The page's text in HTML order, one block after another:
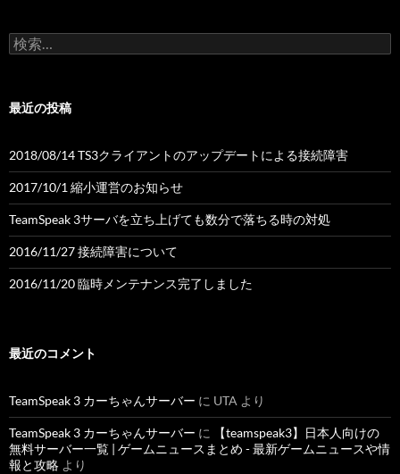
ー
ョ
検
索:
最近の投稿
2018/08/14 TS3クライアントのアップデートによる接続障害
2017/10/1 縮小運営のお知らせ
TeamSpeak 3サーバを立ち上げても数分で落ちる時の対処
2016/11/27 接続障害について
2016/11/20 臨時メンテナンス完了しました
最近のコメント
TeamSpeak 3 カーちゃんサーバー に UTA より
TeamSpeak 3 カーちゃんサーバー に
【teamspeak3】日本人向けの
無料サーバー一覧 | ゲームニュースまとめ - 最新ゲームニュースや情
報と攻略 より